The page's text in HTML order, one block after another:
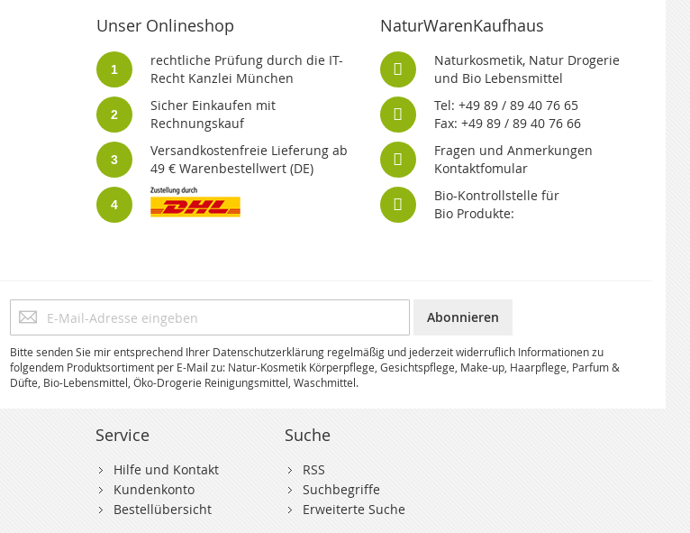
Unser Onlineshop
1
rechtliche Prüfung durch die IT-
Recht Kanzlei München
2
Sicher Einkaufen mit
Rechnungskauf
3
Versandkostenfreie Lieferung ab
49 € Warenbestellwert (DE)
4
NaturWarenKaufhaus
Naturkosmetik, Natur Drogerie
und Bio Lebensmittel
Tel: +49 89 / 89 40 76 65
Fax: +49 89 / 89 40 76 66
Fragen und Anmerkungen
Kontaktfomular
Bio-Kontrollstelle für
Bio Produkte:
Anmeldung
zum
Newsletter:
Abonnieren
Bitte senden Sie mir entsprechend Ihrer Datenschutzerklärung regelmäßig und jederzeit widerruflich Informationen zu
folgendem Produktsortiment per E-Mail zu: Natur-Kosmetik Körperpflege, Gesichtspflege, Make-up, Haarpflege, Parfum &
Düfte, Bio-Lebensmittel, Öko-Drogerie Reinigungsmittel, Waschmittel.
Service
Hilfe und Kontakt
Kundenkonto
Bestellübersicht
Suche
RSS
Suchbegriffe
Erweiterte Suche